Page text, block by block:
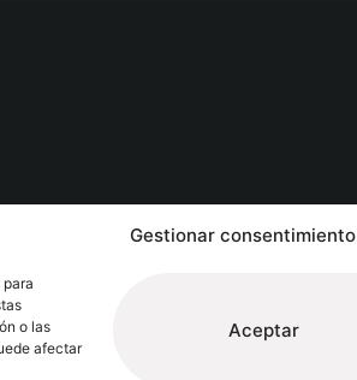
Gestionar consentimiento
o las
afectar
Aceptar